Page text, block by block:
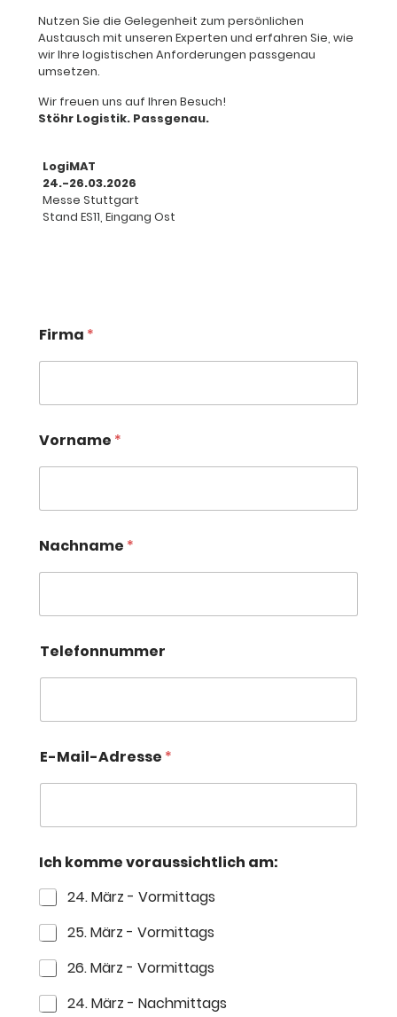
Nutzen Sie die Gelegenheit zum persönlichen
Austausch mit unseren Experten und erfahren Sie, wie
wir Ihre logistischen Anforderungen passgenau
umsetzen.
Wir freuen uns auf Ihren Besuch!
Stöhr Logistik. Passgenau.
LogiMAT
24.-26.03.2026
Messe Stuttgart
Stand ES11, Eingang Ost
Firma *
Vorname *
Nachname *
e
o
n
m
e
a
m
:
N
a
c
h
n
a
m
Telefonnummer
E-Mail-Adresse *
Ich komme voraussichtlich am:
24. März - Vormittags
25. März - Vormittags
26. März - Vormittags
24. März - Nachmittags